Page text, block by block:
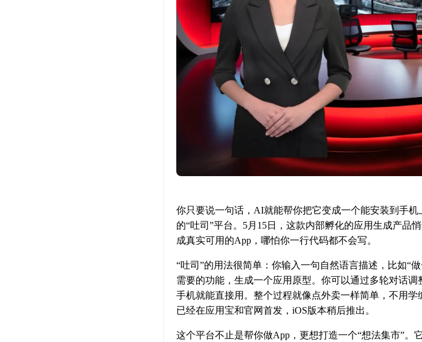
你只要说一句话，AI就能帮你把它变成一个能安装到手
的“吐司”平台。5月15日，这款内部孵化的应用生成产品
成真实可用的App，哪怕你一行代码都不会写。
“吐司”的用法很简单：你输入一句自然语言描述，比如“
需要的功能，生成一个应用原型。你可以通过多轮对话
手机就能直接用。整个过程就像点外卖一样简单，不用
已经在应用宝和官网首发，iOS版本稍后推出。
这个平台不止是帮你做App，更想打造一个“想法集市”